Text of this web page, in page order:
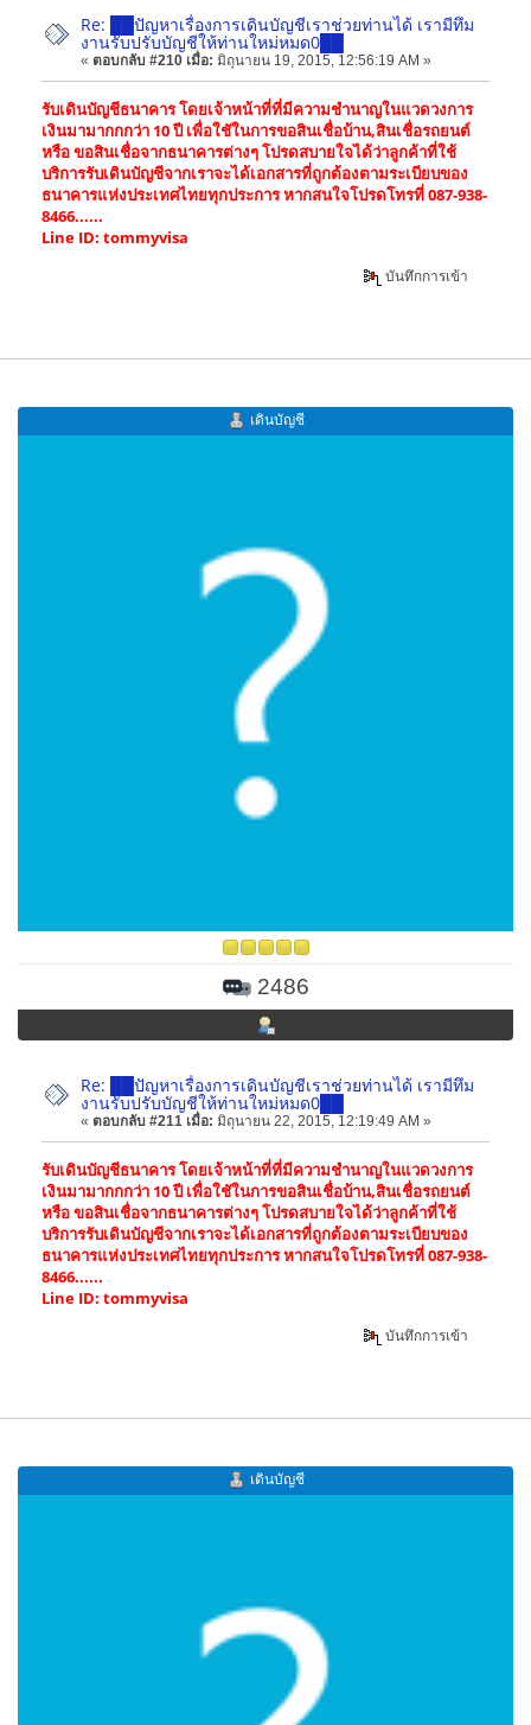
Re: ██ปัญหาเรื่องการเดินบัญชีเราช่วยท่านได้ เรามีทึม
งานรับปรับบัญชีให้ท่านใหม่หมด0██
« ตอบกลับ #210 เมื่อ: มิถุนายน 19, 2015, 12:56:19 AM »
รับเดินบัญชีธนาคาร โดยเจ้าหน้าที่ที่มีความชำนาญในแวดวงการ
เงินมามากกกว่า 10 ปี เพื่อใชัในการขอสินเชื่อบ้าน,สินเชื่อรถยนต์
หรือ ขอสินเชื่อจากธนาคารต่างๆ โปรดสบายใจได้ว่าลูกค้าที่ใช้
บริการรับเดินบัญชีจากเราจะได้เอกสารที่ถูกต้องตามระเบียบของ
ธนาคารแห่งประเทศไทยทุกประการ หากสนใจโปรดโทรที่ 087-938-
8466......
Line ID: tommyvisa
บันทึกการเข้า
เดินบัญชี
2486
Re: ██ปัญหาเรื่องการเดินบัญชีเราช่วยท่านได้ เรามีทึม
งานรับปรับบัญชีให้ท่านใหม่หมด0██
« ตอบกลับ #211 เมื่อ: มิถุนายน 22, 2015, 12:19:49 AM »
รับเดินบัญชีธนาคาร โดยเจ้าหน้าที่ที่มีความชำนาญในแวดวงการ
เงินมามากกกว่า 10 ปี เพื่อใชัในการขอสินเชื่อบ้าน,สินเชื่อรถยนต์
หรือ ขอสินเชื่อจากธนาคารต่างๆ โปรดสบายใจได้ว่าลูกค้าที่ใช้
บริการรับเดินบัญชีจากเราจะได้เอกสารที่ถูกต้องตามระเบียบของ
ธนาคารแห่งประเทศไทยทุกประการ หากสนใจโปรดโทรที่ 087-938-
8466......
Line ID: tommyvisa
บันทึกการเข้า
เดินบัญชี